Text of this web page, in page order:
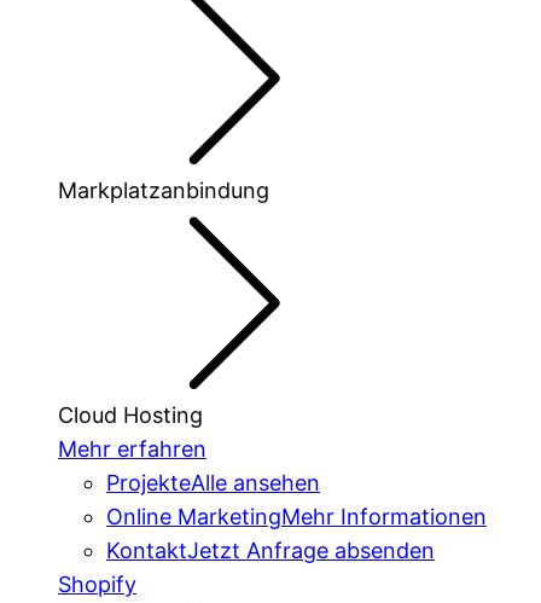
Markplatzanbindung
Cloud Hosting
Mehr erfahren
ProjekteAlle ansehen
Online MarketingMehr Informationen
KontaktJetzt Anfrage absenden
Shopify